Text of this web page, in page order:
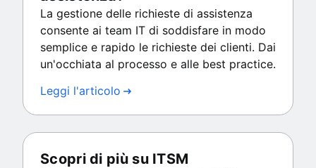
La gestione delle richieste di assistenza
consente ai team IT di soddisfare in modo
semplice e rapido le richieste dei clienti. Dai
un'occhiata al processo e alle best practice.
Leggi l'articolo
Scopri di più su ITSM